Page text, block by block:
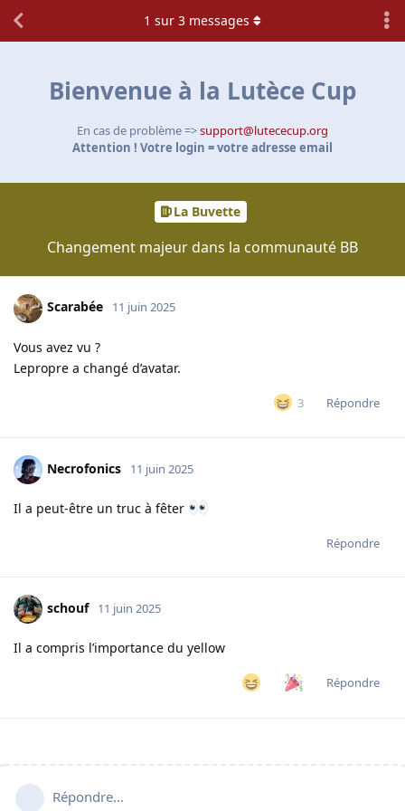
Bienvenue à la Lutèce Cup
En cas de problème =>support@lutececup.org
Attention ! Votre login = votre adresse email
La Buvette
Changement majeur dans la communauté BB
1 sur 3 messages
Scarabée 11 juin 2025
Vous avez vu ?
Lepropre a changé d’avatar.
3 Répondre
Necrofonics 11 juin 2025
Il a peut-être un truc à fêter
Répondre
schouf 11 juin 2025
Il a compris l’importance du yellow
Répondre
Répondre…